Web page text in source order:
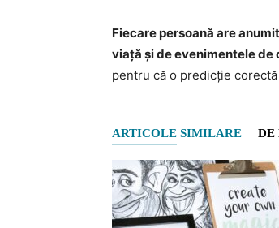
Fiecare persoană are
viață și de evenimentele de
pentru că o predicție
ARTICOLE SIMILARE DE